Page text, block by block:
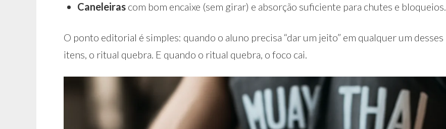
Caneleiras com bom encaixe (sem girar) e absorção suficiente para chutes e bloqueios.
O ponto editorial é simples: quando o aluno precisa “dar um jeito” em qualquer um desses
itens, o ritual quebra. E quando o ritual quebra, o foco cai.